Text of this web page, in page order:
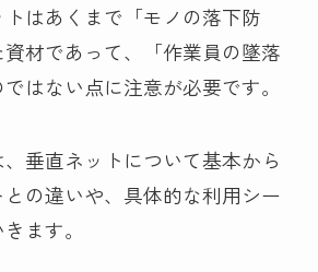
はあくまで「モノの落下防
材であって、「作業員の墜落
はない点に注意が必要です。
垂直ネットについて基本から
の違いや、具体的な利用シー
ます。